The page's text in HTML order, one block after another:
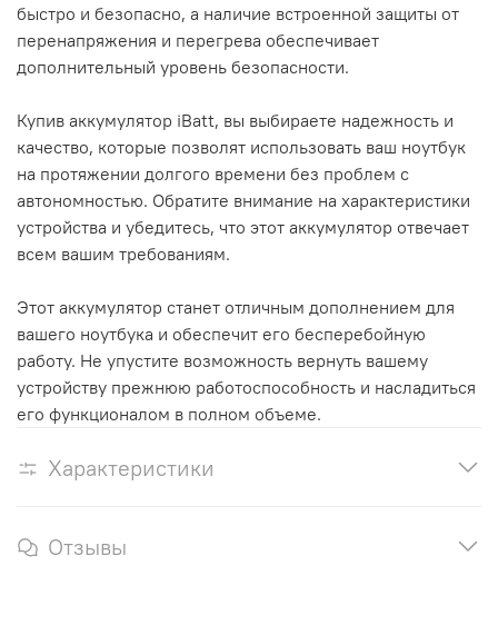
быстро и безопасно, а наличие встроенной защиты от
перенапряжения и перегрева обеспечивает
дополнительный уровень безопасности.
Купив аккумулятор iBatt, вы выбираете надежность и
качество, которые позволят использовать ваш ноутбук
на протяжении долгого времени без проблем с
автономностью. Обратите внимание на характеристики
устройства и убедитесь, что этот аккумулятор отвечает
всем вашим требованиям.
Этот аккумулятор станет отличным дополнением для
вашего ноутбука и обеспечит его бесперебойную
работу. Не упустите возможность вернуть вашему
устройству прежнюю работоспособность и насладиться
его функционалом в полном объеме.
Характеристики
Отзывы